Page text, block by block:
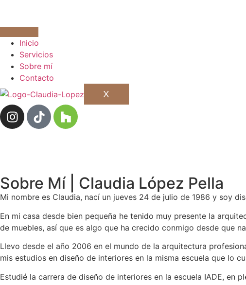
Inicio
Servicios
Sobre mí
Contacto
X
Sobre Mí | Claudia López Pella
Mi nombre es Claudia, nací un jueves 24 de julio de 1986 y soy
En mi casa desde bien pequeña he tenido muy presente la
de muebles, así que es algo que ha crecido conmigo desde que
Llevo desde el año 2006 en el mundo de la arquitectura
mis estudios en diseño de interiores en la misma escuela que lo
Estudié la carrera de diseño de interiores en la escuela IADE, en